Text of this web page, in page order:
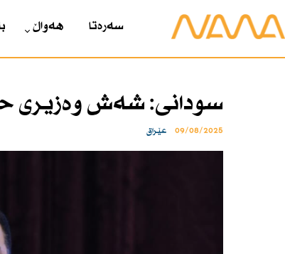
سەرەتا هەواڵ
سودانی: شەش وەزیری
09/08/2025 عێراق